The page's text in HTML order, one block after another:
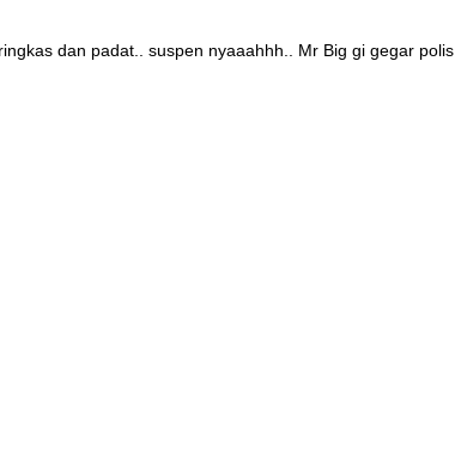
dan padat.. suspen nyaaahhh.. Mr Big gi gegar polis